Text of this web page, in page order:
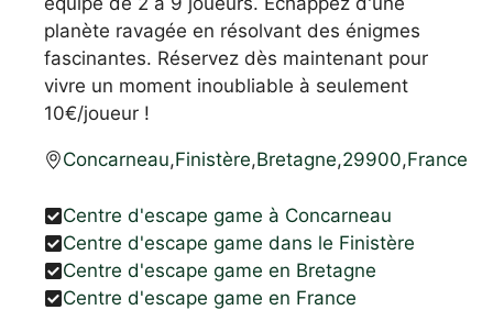
planète ravagée en résolvant des énigmes
fascinantes. Réservez dès maintenant pour
vivre un moment inoubliable à seulement
10€/joueur !
Concarneau,Finistère,Bretagne,29900,France
Centre d'escape game à Concarneau
Centre d'escape game dans le Finistère
Centre d'escape game en Bretagne
Centre d'escape game en France